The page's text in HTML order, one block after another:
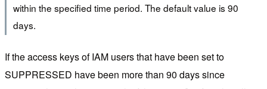
within the specified time period. The default value is 90
days.
If the access keys of IAM users that have been set to
SUPPRESSED have been more than 90 days since